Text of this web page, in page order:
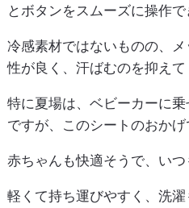
とボタンをスムーズに操作で
冷感素材ではないものの、
性が良く、汗ばむのを抑えて
特に夏場は、ベビーカーに
ですが、このシートのおかげ
赤ちゃんも快適そうで、いつ
軽くて持ち運びやすく、洗